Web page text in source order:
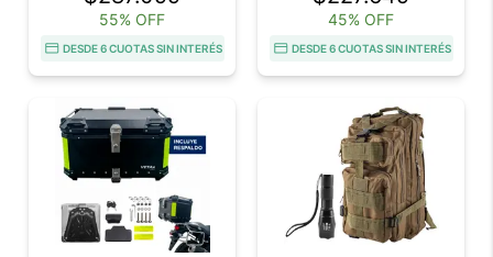
55% OFF
DESDE 6 CUOTAS SIN INTERÉS
45% OFF
DESDE 6 CUOTAS SIN INTERÉS